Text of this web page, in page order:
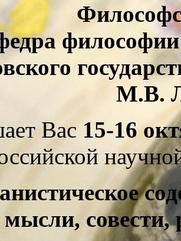
М.В.
Вас 15-16
мысли, совести,